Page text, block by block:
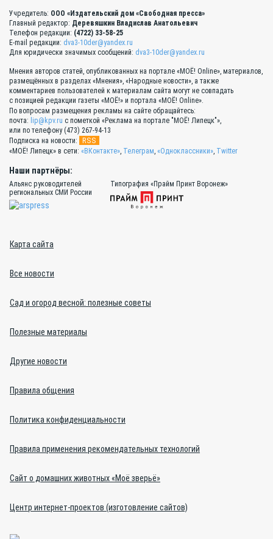
Учредитель: ООО «Издательский дом «Свободная пресса»
Главный редактор: Деревяшкин Владислав Анатольевич
Телефон редакции: (4722) 33-58-25
E-mail редакции: dva3-10der@yandex.ru
Для юридически значимых сообщений: dva3-10der@yandex.ru
Мнения авторов статей, опубликованных на портале «МОЁ! Online», материалов,
размещённых в разделах «Мнения», «Народные новости», а также
комментариев пользователей к материалам сайта могут не совпадать
с позицией редакции газеты «МОЁ!» и портала «МОЁ! Online».
По вопросам размещения рекламы на сайте обращайтесь:
почта: lip@kpv.ru с пометкой «Реклама на портале "МОЁ! Липецк"»,
или по телефону (473) 267-94-13
Подписка на новости:
RSS
«МОЁ! Липецк» в сети: «ВКонтакте», Телеграм, «Одноклассники», Twitter
Наши партнёры:
Альянс руководителей
региональных СМИ России
Типография «Прайм Принт Воронеж»
Карта сайта
Все новости
Сад и огород весной: полезные советы
Полезные материалы
Другие новости
Правила общения
Политика конфиденциальности
Правила применения рекомендательных технологий
Сайт о домашних животных «Моё зверьё»
Центр интернет-проектов (изготовление сайтов)